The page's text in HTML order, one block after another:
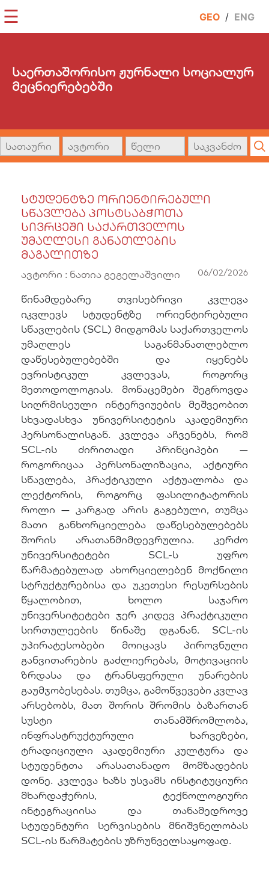
☰ GEO / ENG
საერთაშორისო ჟურნალი სოციალურ
მეცნიერებებში
ᲡᲢᲣᲓᲔᲜᲢᲖᲔ ᲝᲠᲘᲔᲜᲢᲘᲠᲔᲑᲣᲚᲘ
ᲡᲬᲐᲕᲚᲔᲑᲐ ᲞᲝᲡᲢᲡᲐᲑᲭᲝᲗᲐ
ᲡᲘᲕᲠᲪᲔᲨᲘ ᲡᲐᲥᲐᲠᲗᲕᲔᲚᲝᲡ
ᲣᲛᲐᲦᲚᲔᲡᲘ ᲒᲐᲜᲐᲗᲚᲔᲑᲘᲡ
ᲛᲐᲒᲐᲚᲘᲗᲖᲔ
ავტორი : ნათია გეგელაშვილი 06/02/2026
წინამდებარე თვისებრივი კვლევა
იკვლევს სტუდენტზე ორიენტირებული
სწავლების (SCL) მიდგომას საქართველოს
უმაღლეს საგანმანათლებლო
დაწესებულებებში და იყენებს
ევრისტიკულ კვლევას, როგორც
მეთოდოლოგიას. მონაცემები შეგროვდა
სიღრმისეული ინტერვიუების მეშვეობით
სხვადასხვა უნივერსიტეტის აკადემიური
პერსონალისგან. კვლევა აჩვენებს, რომ
SCL-ის ძირითადი პრინციპები —
როგორიცაა პერსონალიზაცია, აქტიური
სწავლება, პრაქტიკული აქტუალობა და
ლექტორის, როგორც ფასილიტატორის
როლი — კარგად არის გაგებული, თუმცა
მათი განხორციელება დაწესებულებებს
შორის არათანმიმდევრულია. კერძო
უნივერსიტეტები SCL-ს უფრო
წარმატებულად ახორციელებენ მოქნილი
სტრუქტურებისა და უკეთესი რესურსების
წყალობით, ხოლო საჯარო
უნივერსიტეტები ჯერ კიდევ პრაქტიკული
სირთულეების წინაშე დგანან. SCL-ის
უპირატესობები მოიცავს პიროვნული
განვითარების გაძლიერებას, მოტივაციის
ზრდასა და ტრანსფერული უნარების
გაუმჯობესებას. თუმცა, გამოწვევები კვლავ
არსებობს, მათ შორის შრომის ბაზართან
სუსტი თანამშრომლობა,
ინფრასტრუქტურული ხარვეზები,
ტრადიციული აკადემიური კულტურა და
სტუდენტთა არასათანადო მომზადების
დონე. კვლევა ხაზს უსვამს ინსტიტუციური
მხარდაჭერის, ტექნოლოგიური
ინტეგრაციისა და თანამედროვე
სტუდენტური სერვისების მნიშვნელობას
SCL-ის წარმატების უზრუნველსაყოფად.